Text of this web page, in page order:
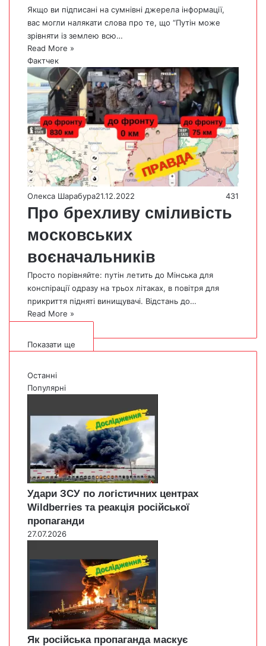
Якщо ви підписані на сумнівні джерела інформації,
вас могли налякати слова про те, що “Путін може
зрівняти із землею всю…
Read More »
Фактчек
Олекса Шарабура21.12.2022 431
Про брехливу сміливість
московських
воєначальників
Просто порівняйте: путін летить до Мінська для
конспірації одразу на трьох літаках, в повітря для
прикриття підняті винищувачі. Відстань до…
Read More »
Показати ще
Останні
Популярні
Удари ЗСУ по логістичних центрах
Wildberries та реакція російської
пропаганди
27.07.2026
Як російська пропаганда маскує